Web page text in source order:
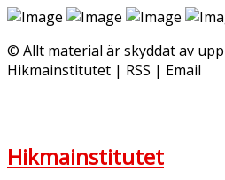
© Allt material är skyddat av
Hikmainstitutet | RSS | Email
Hikmainstitutet